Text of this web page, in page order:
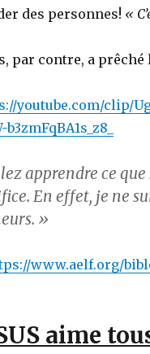
des personnes! «
par contre, a prêché
youtube.com/clip/
b3zmFqBA1s_z8_
apprendre ce
En effet, je ne
»
www.aelf.org/
aime